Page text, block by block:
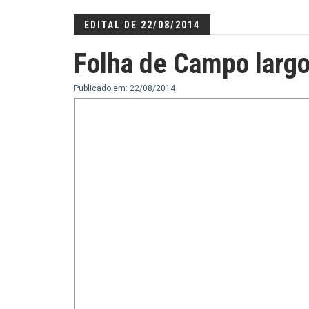
EDITAL DE 22/08/2014
Folha de Campo
Publicado em: 22/08/2014